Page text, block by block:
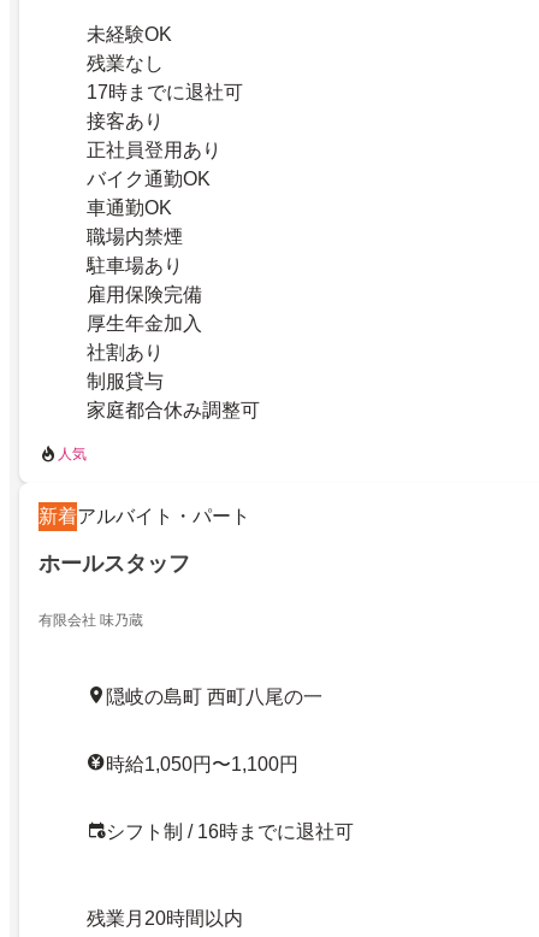
未経験OK
残業なし
17時までに退社可
接客あり
正社員登用あり
バイク通勤OK
車通勤OK
職場内禁煙
駐車場あり
雇用保険完備
厚生年金加入
社割あり
制服貸与
家庭都合休み調整可
人気
新着アルバイト・パート
ホールスタッフ
有限会社 味乃蔵
隠岐の島町 西町八尾の一
時給1,050円〜1,100円
シフト制 / 16時までに退社可
残業月20時間以内